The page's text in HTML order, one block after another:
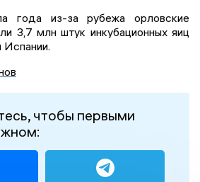
года из-за рубежа орловские
3,7 млн штук инкубационных яиц
Испании.
чтобы первыми